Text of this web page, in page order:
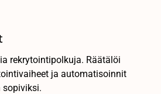
rekrytointipolkuja. Räätälöi
ja automatisoinnit
sopiviksi.